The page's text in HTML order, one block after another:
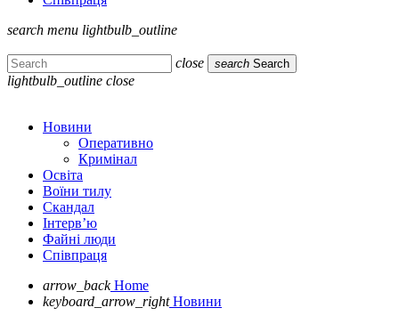
search menu lightbulb_outline
close search Search
lightbulb_outline close
Новини
Оперативно
Кримінал
Освіта
Воїни тилу
Скандал
Інтерв’ю
Файні люди
Співпраця
arrow_back Home
keyboard_arrow_right Новини